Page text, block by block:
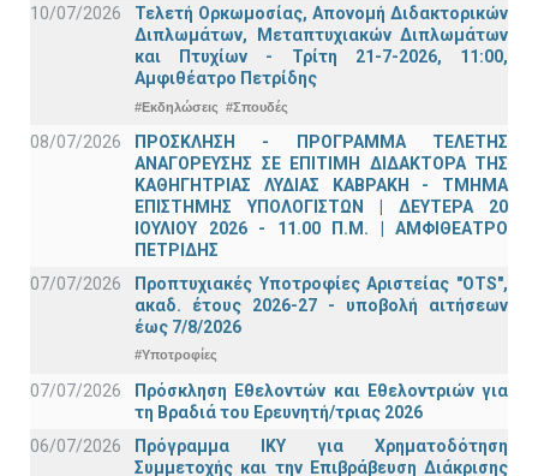
10/07/2026
Τελετή Ορκωμοσίας, Απονομή Διδακτορικών
Διπλωμάτων, Μεταπτυχιακών Διπλωμάτων
και Πτυχίων - Τρίτη 21-7-2026, 11:00,
Αμφιθέατρο Πετρίδης
#Εκδηλώσεις #Σπουδές
08/07/2026
ΠΡΟΣΚΛΗΣΗ - ΠΡΟΓΡΑΜΜΑ ΤΕΛΕΤΗΣ
ΑΝΑΓΟΡΕΥΣΗΣ ΣΕ ΕΠΙΤΙΜΗ ΔΙΔΑΚΤΟΡΑ ΤΗΣ
ΚΑΘΗΓΗΤΡΙΑΣ ΛΥΔΙΑΣ ΚΑΒΡΑΚΗ - ΤΜΗΜΑ
ΕΠΙΣΤΗΜΗΣ ΥΠΟΛΟΓΙΣΤΩΝ | ΔΕΥΤΕΡΑ 20
ΙΟΥΛΙΟΥ 2026 - 11.00 Π.Μ. | ΑΜΦΙΘΕΑΤΡΟ
ΠΕΤΡΙΔΗΣ
07/07/2026
Προπτυχιακές Υποτροφίες Αριστείας "OTS",
ακαδ. έτους 2026-27 - υποβολή αιτήσεων
έως 7/8/2026
#Υποτροφίες
07/07/2026
Πρόσκληση Εθελοντών και Εθελοντριών για
τη Βραδιά του Ερευνητή/τριας 2026
06/07/2026
Πρόγραμμα ΙΚΥ για Χρηματοδότηση
Συμμετοχής και την Επιβράβευση Διάκρισης